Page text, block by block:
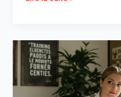
Abonnement
annuel
zoneformationbusiness.fr
: